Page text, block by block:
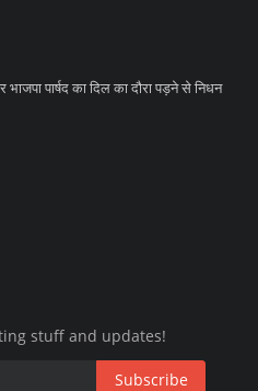
पार्षद का दिल का दौरा पड़ने से निधन
stuff and updates!
Subscribe